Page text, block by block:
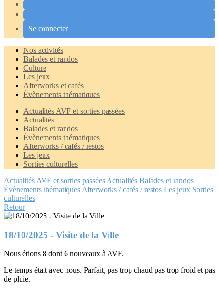
Se connecter
Nos activités
Balades et randos
Culture
Les jeux
Afterworks et cafés
Évènements thématiques
Actualités AVF et sorties passées
Actualités
Balades et randos
Évènements thématiques
Afterworks / cafés / restos
Les jeux
Sorties culturelles
Actualités AVF et sorties passées Actualités Balades et randos
Évènements thématiques Afterworks / cafés / restos Les jeux Sorties
culturelles
Retour
18/10/2025 - Visite de la Ville
Nous étions 8 dont 6 nouveaux à AVF.
Le temps était avec nous. Parfait, pas trop chaud pas trop froid et pas
de pluie.